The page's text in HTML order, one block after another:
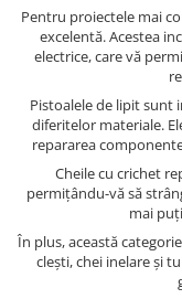
Pentru proiectele mai
excelentă. Acestea
electrice, care vă
Pistoalele de lipit sunt
diferitelor materiale.
repararea
Cheile cu crichet
permițându-vă să
mai
În plus, această
clești, chei inelare și